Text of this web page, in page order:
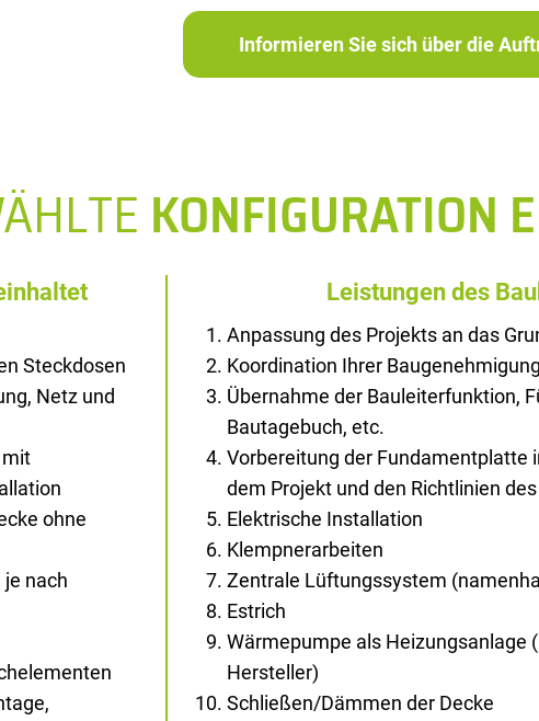
Informieren Sie sich über die
KONFIGURATION
Steckdosen
Netz und
ohne
je nach
Leistungen des
Anpassung des Projekts an das
Koordination Ihrer
Übernahme der Bauleiterfunktion,
Bautagebuch, etc.
Vorbereitung der Fundamentplatte
dem Projekt und den Richtlinien
Elektrische Installation
Klempnerarbeiten
Zentrale Lüftungssystem
Estrich
Wärmepumpe als Heizungsanlage
Hersteller)
Schließen/Dämmen der Decke